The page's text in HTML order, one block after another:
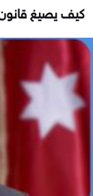
كيف يصيغ قانون